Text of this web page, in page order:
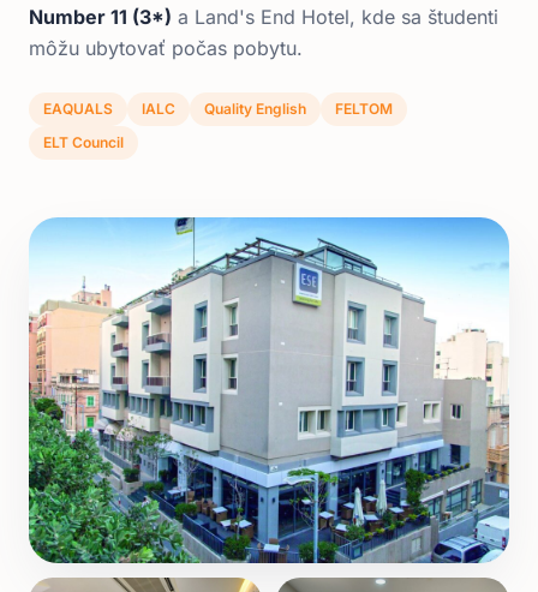
Number 11 (3*) a Land's End Hotel, kde sa študenti
môžu ubytovať počas pobytu.
EAQUALS IALC Quality English
FELTOM
ELT Council